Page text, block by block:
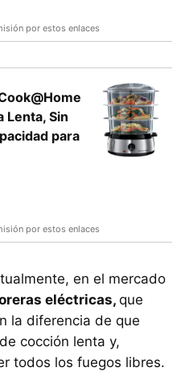
por estos enlaces
Lenta, Sin
para
por estos enlaces
en el mercado
eléctricas, que
la diferencia de que
cocción lenta y,
todos los fuegos libres.